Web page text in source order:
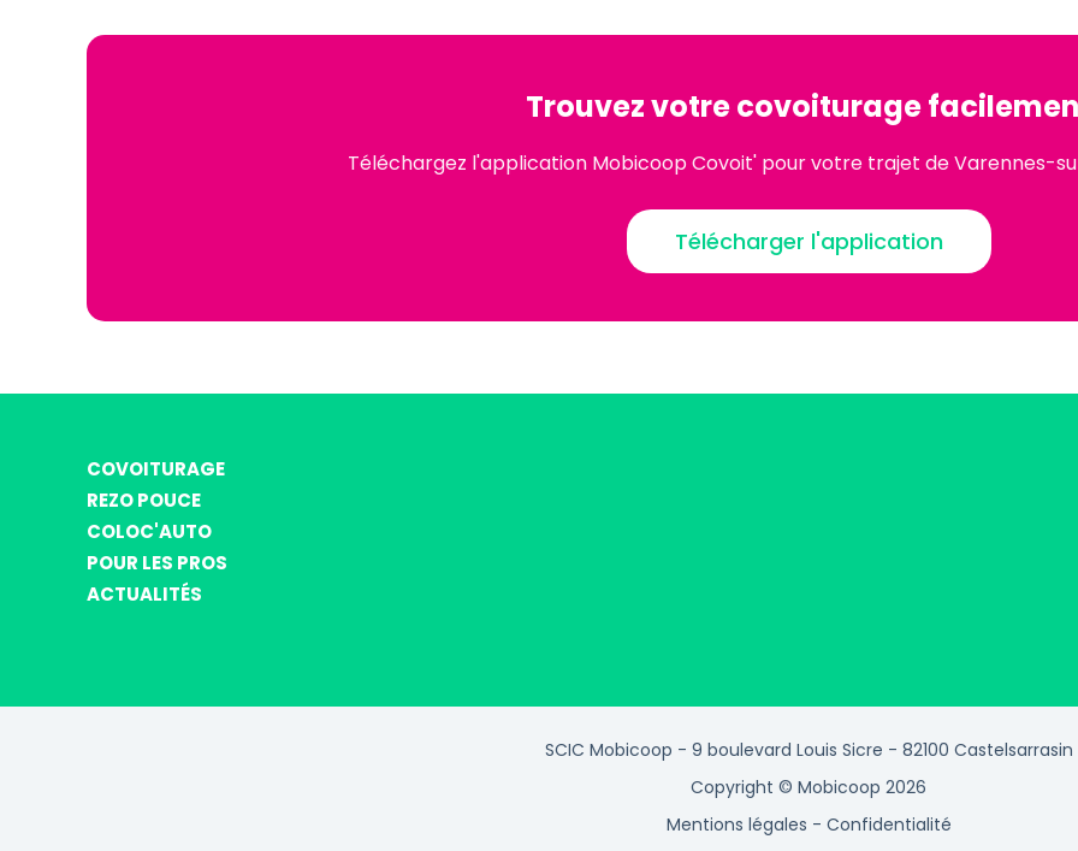
Trouvez votre covoiturage
Téléchargez l'application Mobicoop Covoit' pour votre trajet de Varennes-
Télécharger l'application
COVOITURAGE
REZO POUCE
COLOC'AUTO
POUR LES PROS
ACTUALITÉS
SCIC Mobicoop - 9 boulevard Louis Sicre - 82100 Castelsarrasin
Copyright © Mobicoop 2026
Mentions légales - Confidentialité